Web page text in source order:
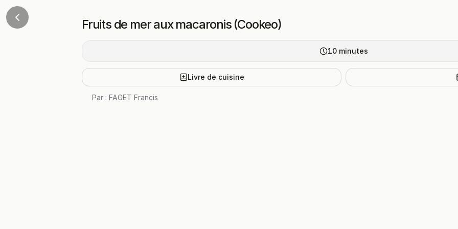
Fruits de mer aux macaronis (Cookeo)
10 minutes
Livre de cuisine
Par : FAGET Francis